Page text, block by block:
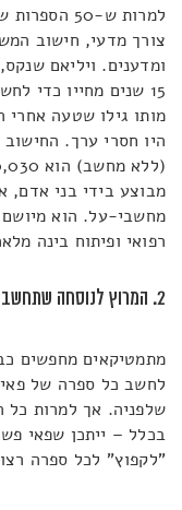
למרות ש-
צורך מדעי, חישוב
היו חסרי ערך.
מבוצע בידי בני
מחשבי-על. הוא מיושם
רפואי ופיתוח בינה
2. המרוץ לנוסחה שתחשב את פאי
מתמטיקאים מחפשים
לחשב כל ספרה של פאי
שלפניה. אך למרות
בכלל – ייתכן שפאי
"לקפוץ" לכל ספרה